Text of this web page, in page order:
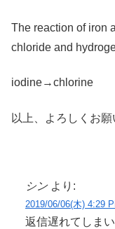
The reaction of iron
chloride and
iodine→chlorine
以上、よろしくお願
シン より:
2019/06/06(木) 4:29
返信遅れてしま